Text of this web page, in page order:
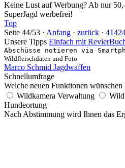
Keine Lust auf Werbung? Ab nur
SuperJagd werbefrei!
Top
Seite 44/53 · Anfang · zurück · 4142
Unsere Tipps Einfach mit
Abschüsse notieren via
Wildfleischdaten und Foto
Marco Schmid Jagdwaffen
Schnellumfrage
Welche neuen Funktionen
Wildkamera Verwaltung
Hundeortung
Nach Abstimmung wird Ihnen das